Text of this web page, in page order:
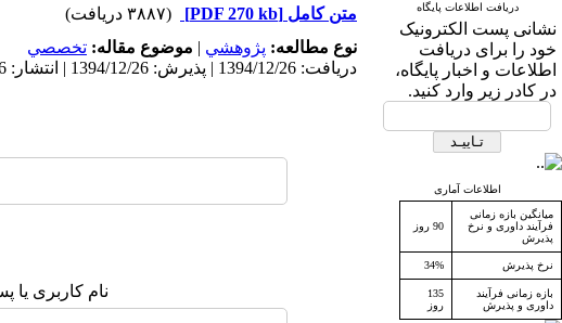
دریافت اطلاعات پایگاه
نشانی پست الکترونیک
خود را برای دریافت
اطلاعات و اخبار پایگاه،
در کادر زیر وارد کنید.
اطلاعات آماری
میانگین بازه زمانی
فرآیند داوری و نرخ
پذیرش
90 روز
نرخ پذیرش 34%
بازه زمانی فرآیند
داوری و پذیرش
135
روز
متن کامل [PDF 270 kb]
(۳۸۸۷ دریافت)
نوع مطالعه: پژوهشي | موضوع مقاله: تخصصي
دریافت: 1394/12/26 | پذیرش: 1394/12/26 | انتشار: 1394/12/26
نام کاربری یا